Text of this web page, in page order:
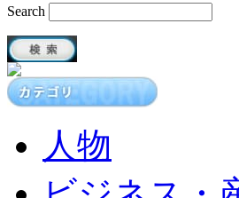
Search
人物